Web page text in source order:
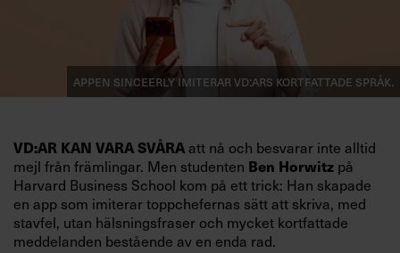
Appen Sinceerly imiterar vd:ars kortfattade språk.
VD:AR KAN VARA SVÅRAatt nå och besvarar inte alltid
mejl från främlingar. Men studenten Ben Horwitz på
Harvard Business School kom på ett trick: Han skapade
en app som imiterar toppchefernas sätt att skriva, med
stavfel, utan hälsningsfraser och mycket kortfattade
meddelanden bestående av en enda rad.